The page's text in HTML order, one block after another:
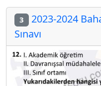
3 2023-2024
Sınavı